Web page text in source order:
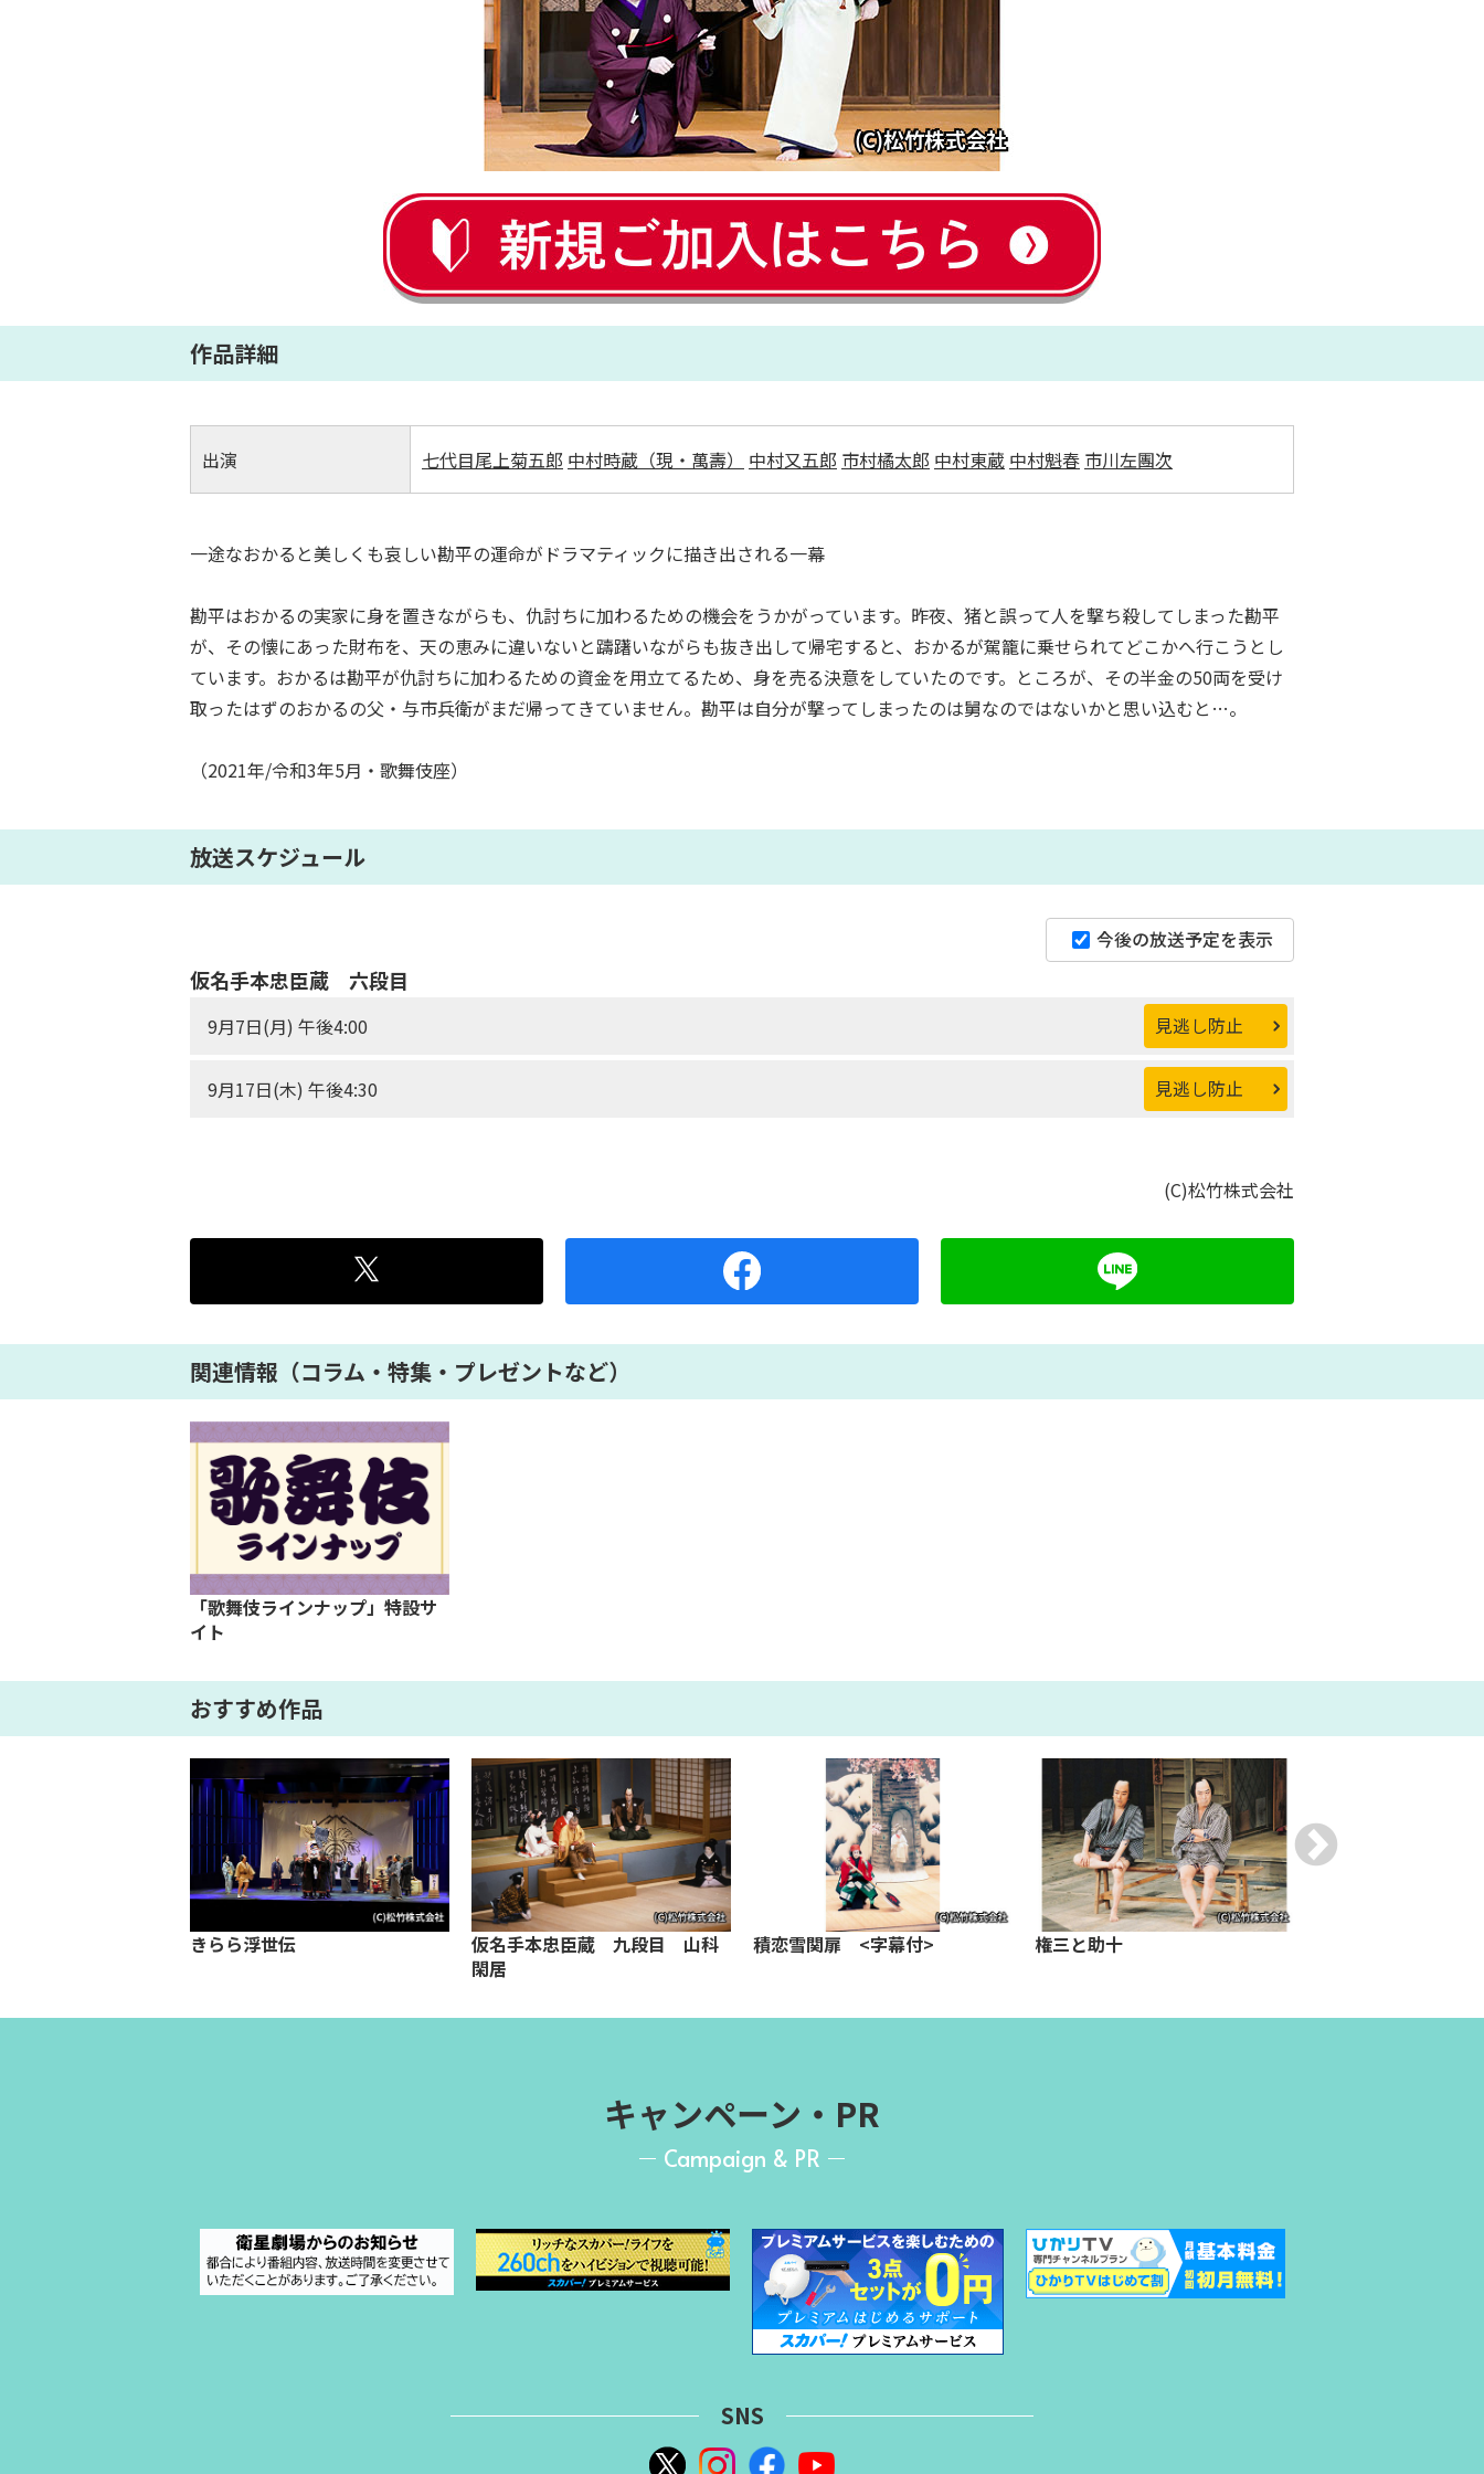
作品詳細
出演 七代目尾上菊五郎 中村時蔵（現・萬壽） 中村又五郎 市村橘太郎 中村東蔵 中村魁春 市川左團次
一途なおかると美しくも哀しい勘平の運命がドラマティックに描き出される一幕
勘平はおかるの実家に身を置きながらも、仇討ちに加わるための機会をうかがっています。昨夜、猪と誤って人を撃ち殺してしまった勘平
が、その懐にあった財布を、天の恵みに違いないと躊躇いながらも抜き出して帰宅すると、おかるが駕籠に乗せられてどこかへ行こうとし
ています。おかるは勘平が仇討ちに加わるための資金を用立てるため、身を売る決意をしていたのです。ところが、その半金の50両を受け
取ったはずのおかるの父・与市兵衛がまだ帰ってきていません。勘平は自分が撃ってしまったのは舅なのではないかと思い込むと…。
（2021年/令和3年5月・歌舞伎座）
放送スケジュール
今後の放送予定を表示
仮名手本忠臣蔵 六段目
9月7日(月) 午後4:00 見逃し防止
9月17日(木) 午後4:30 見逃し防止
(C)松竹株式会社
関連情報（コラム・特集・プレゼントなど）
「歌舞伎ラインナップ」特設サ
イト
おすすめ作品
きらら浮世伝
仮名手本忠臣蔵 九段目 山科
閑居
積恋雪関扉 <字幕付> 権三と助十
キャンペーン・PR
Campaign & PR
SNS